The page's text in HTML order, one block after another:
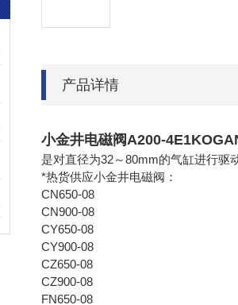
产品详情
小金井电磁阀A200-
是对直径为32～80mm的气缸进行驱
*热货供应小金井电磁阀：
CN650-08
CN900-08
CY650-08
CY900-08
CZ650-08
CZ900-08
FN650-08